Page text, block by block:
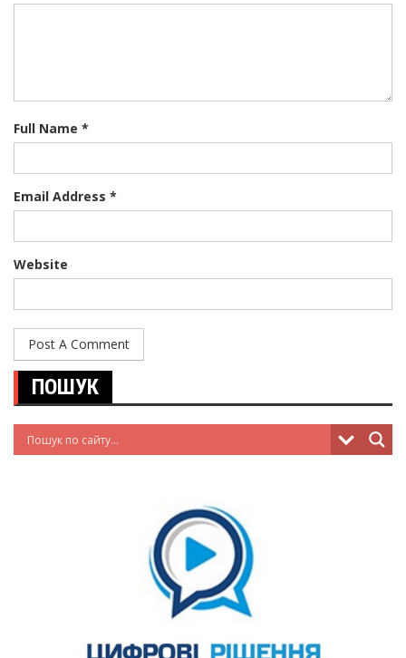
Full Name *
Email Address *
Website
ПОШУК